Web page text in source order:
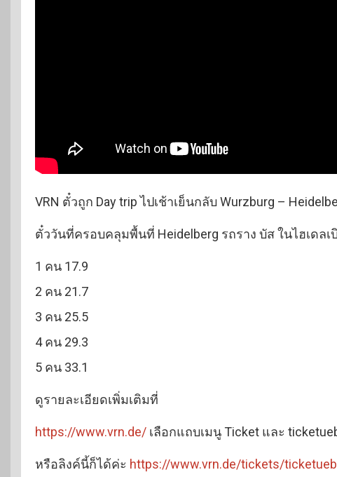
VRN ตั๋วถูก Day trip ไปเช้าเย็นกลับ Wurzburg –
ตั๋ววันที่ครอบคลุมพื้นที่ Heidelberg รถราง บัส ในไฮเดล
1 คน 17.9
2 คน 21.7
3 คน 25.5
4 คน 29.3
5 คน 33.1
ดูรายละเอียดเพิ่มเติมที่
https://www.vrn.de/ เลือกแถบเมนู Ticket และ
หรือลิงค์นี้ก็ได้ค่ะ https://www.vrn.de/tickets/